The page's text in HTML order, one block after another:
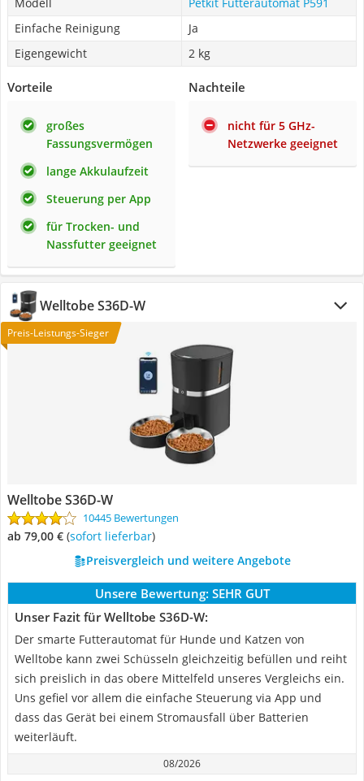
Einfache Reinigung
Ja
Eigengewicht
2 kg
Vorteile
großes
Fassungsvermögen
lange Akkulaufzeit
Steuerung per App
für Trocken- und
Nassfutter geeignet
Nachteile
nicht für 5 GHz-
Netzwerke geeignet
Welltobe S36D-W
Preis-Leistungs-Sieger
Welltobe S36D-W
10445 Bewertungen
ab 79,00 € ( Sofort lieferbar)
Preisvergleich und weitere Angebote
Unsere Bewertung: SEHR GUT
Unser Fazit für Welltobe S36D-W:
Der smarte Futterautomat für Hunde und Katzen von
Welltobe kann zwei Schüsseln gleichzeitig befüllen und reiht
sich preislich in das obere Mittelfeld unseres Vergleichs ein.
Uns gefiel vor allem die einfache Steuerung via App und
dass das Gerät bei einem Stromausfall über Batterien
weiterläuft.
08/2026